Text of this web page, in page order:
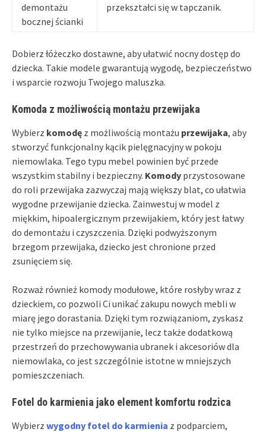
demontażu
bocznej ścianki
przekształci się w tapczanik.
Dobierz łóżeczko dostawne, aby ułatwić nocny dostęp do
dziecka. Takie modele gwarantują wygodę, bezpieczeństwo
i wsparcie rozwoju Twojego maluszka.
Komoda z możliwością montażu przewijaka
Wybierz komodę z możliwością montażu przewijaka, aby
stworzyć funkcjonalny kącik pielęgnacyjny w pokoju
niemowlaka. Tego typu mebel powinien być przede
wszystkim stabilny i bezpieczny. Komody przystosowane
do roli przewijaka zazwyczaj mają większy blat, co ułatwia
wygodne przewijanie dziecka. Zainwestuj w model z
miękkim, hipoalergicznym przewijakiem, który jest łatwy
do demontażu i czyszczenia. Dzięki podwyższonym
brzegom przewijaka, dziecko jest chronione przed
zsunięciem się.
Rozważ również komody modułowe, które rosłyby wraz z
dzieckiem, co pozwoli Ci unikać zakupu nowych mebli w
miarę jego dorastania. Dzięki tym rozwiązaniom, zyskasz
nie tylko miejsce na przewijanie, lecz także dodatkową
przestrzeń do przechowywania ubranek i akcesoriów dla
niemowlaka, co jest szczególnie istotne w mniejszych
pomieszczeniach.
Fotel do karmienia jako element komfortu rodzica
Wybierz wygodny fotel do karmienia z podparciem,